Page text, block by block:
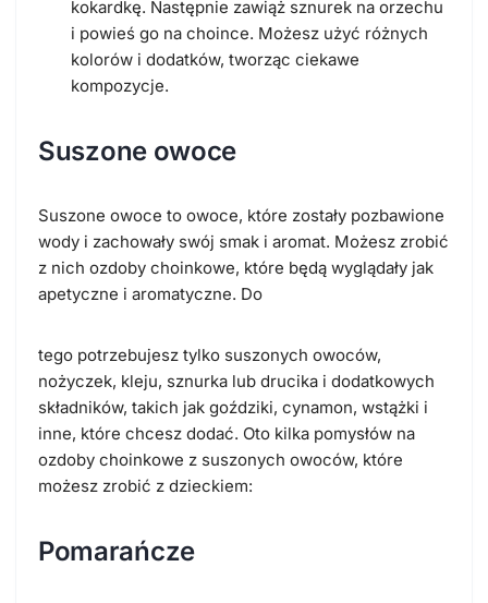
kokardkę. Następnie zawiąż sznurek na orzechu
i powieś go na choince. Możesz użyć różnych
kolorów i dodatków, tworząc ciekawe
kompozycje.
Suszone owoce
Suszone owoce to owoce, które zostały pozbawione
wody i zachowały swój smak i aromat. Możesz zrobić
z nich ozdoby choinkowe, które będą wyglądały jak
apetyczne i aromatyczne. Do
tego potrzebujesz tylko suszonych owoców,
nożyczek, kleju, sznurka lub drucika i dodatkowych
składników, takich jak goździki, cynamon, wstążki i
inne, które chcesz dodać. Oto kilka pomysłów na
ozdoby choinkowe z suszonych owoców, które
możesz zrobić z dzieckiem:
Pomarańcze